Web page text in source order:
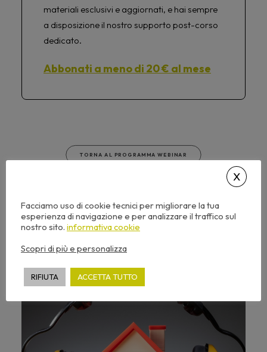
materiali esclusivi e aggiornati, e hai sempre
a disposizione il nostro supporto post-corso
dedicato.
Abbonati a meno di 20 € al mese
TORNA AL PROGRAMMA WEBINAR
Scopri tutti gli Argomenti
Facciamo uso di cookie tecnici per migliorare la tua
esperienza di navigazione e per analizzare il traffico sul
nostro sito. informativa cookie
Scopri di più e personalizza
RIFIUTA ACCETTA TUTTO